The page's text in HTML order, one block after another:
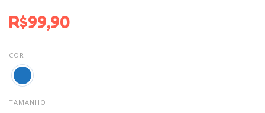
R$99,90
COR
TAMANHO